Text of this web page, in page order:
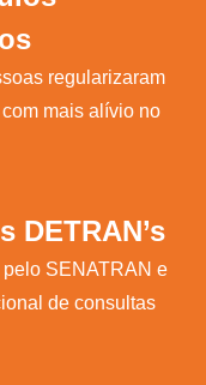
regularizaram
mais alívio no
DETRAN’s
SENATRAN e
de consultas